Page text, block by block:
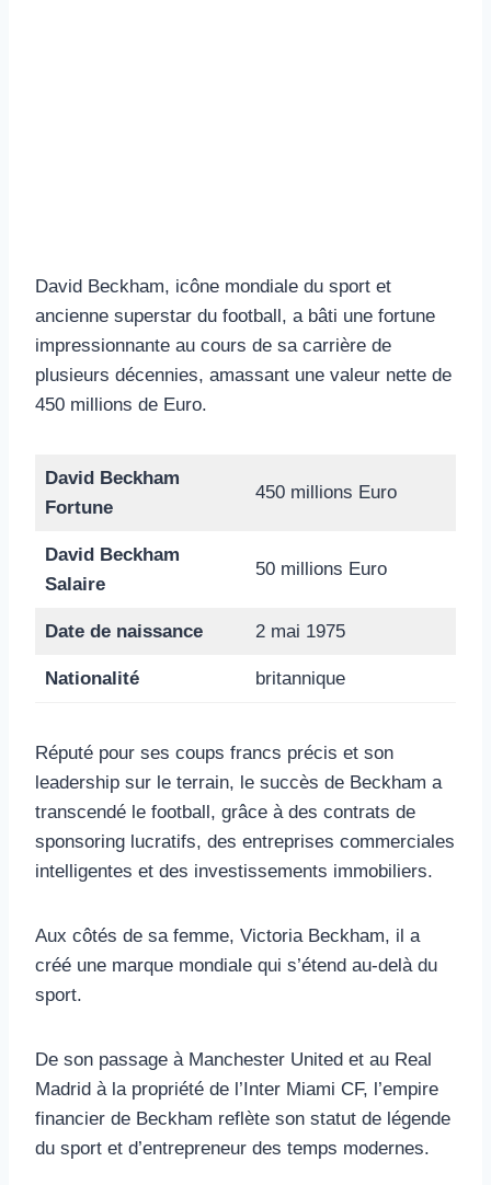
David Beckham, icône mondiale du sport et
ancienne superstar du football, a bâti une fortune
impressionnante au cours de sa carrière de
plusieurs décennies, amassant une valeur nette de
450 millions de Euro.
David Beckham
Fortune
450 millions Euro
David Beckham
Salaire
50 millions Euro
Date de naissance 2 mai 1975
Nationalité britannique
Réputé pour ses coups francs précis et son
leadership sur le terrain, le succès de Beckham a
transcendé le football, grâce à des contrats de
sponsoring lucratifs, des entreprises commerciales
intelligentes et des investissements immobiliers.
Aux côtés de sa femme, Victoria Beckham, il a
créé une marque mondiale qui s’étend au-delà du
sport.
De son passage à Manchester United et au Real
Madrid à la propriété de l’Inter Miami CF, l’empire
financier de Beckham reflète son statut de légende
du sport et d’entrepreneur des temps modernes.